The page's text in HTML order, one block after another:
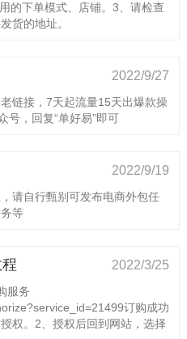
的下单模式、店铺。3、请检查
货的地址。
2022/9/27
链接，7天起流量15天出爆款操
号，回复“单好易”即可
2022/9/19
请自行甄别可发布电商外包任
等
2022/3/25
服务
订购成功
权。2、授权后回到网站，选择